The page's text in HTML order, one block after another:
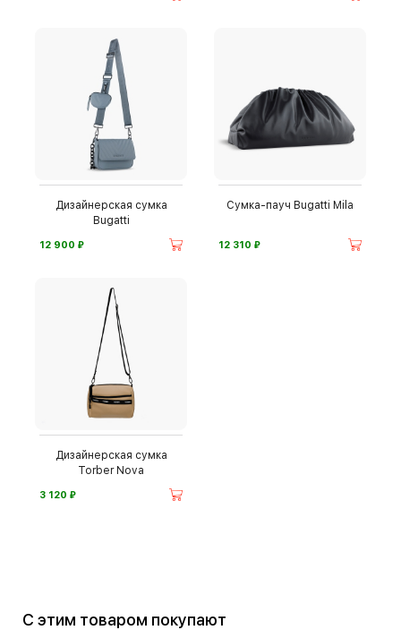
Дизайнерская сумка
Bugatti
12 900 ⃏
Сумка-пауч Bugatti Mila
12 310 ⃏
Дизайнерская сумка
Torber Nova
3 120 ⃏
С этим товаром покупают